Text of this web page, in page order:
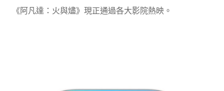
《阿凡達：火與燼》現正通過各大影院熱映。